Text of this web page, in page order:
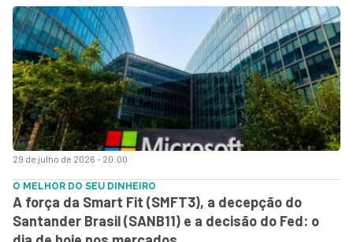
29 de julho de 2026 - 20:00
O MELHOR DO SEU DINHEIRO
A força da Smart Fit (SMFT3), a decepção do
Santander Brasil (SANB11) e a decisão do Fed: o